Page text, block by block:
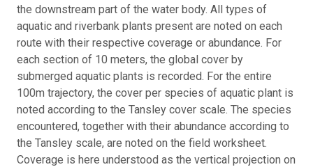
the downstream part of the water body. All types of
aquatic and riverbank plants present are noted on each
route with their respective coverage or abundance. For
each section of 10 meters, the global cover by
submerged aquatic plants is recorded. For the entire
100m trajectory, the cover per species of aquatic plant is
noted according to the Tansley cover scale. The species
encountered, together with their abundance according to
the Tansley scale, are noted on the field worksheet.
Coverage is here understood as the vertical projection on